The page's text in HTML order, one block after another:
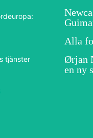
tjänster
Alla
Ørjan
en ny